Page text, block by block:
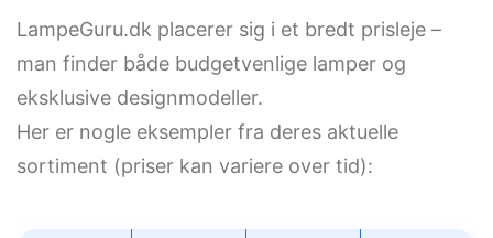
LampeGuru.dk placerer sig i et bredt prisleje –
man finder både budgetvenlige lamper og
eksklusive designmodeller.
Her er nogle eksempler fra deres aktuelle
sortiment (priser kan variere over tid):